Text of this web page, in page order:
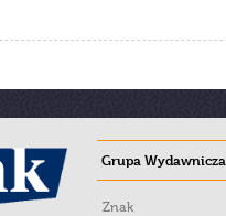
Grupa
Znak